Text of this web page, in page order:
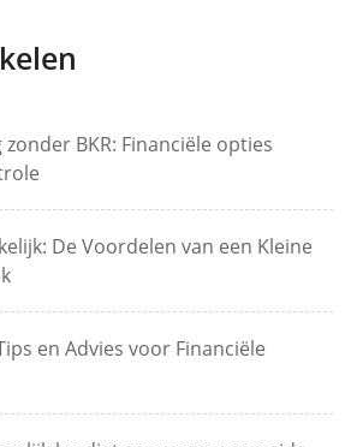
BKR: Financiële opties
De Voordelen van een Kleine
en Advies voor Financiële